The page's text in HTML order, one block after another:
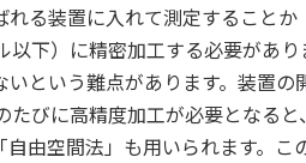
る装置に入れて測定することか
下）に精密加工する必要があり
という難点があります。装置の
びに高精度加工が必要となると、
由空間法」も用いられます。こ